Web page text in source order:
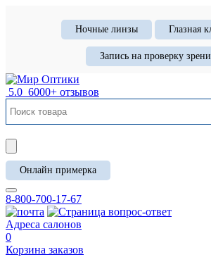
Ночные линзы Глазная
Запись на проверку
5.0 6000+ отзывов
Онлайн примерка
8-800-700-17-67
Адреса салонов
0
Корзина заказов